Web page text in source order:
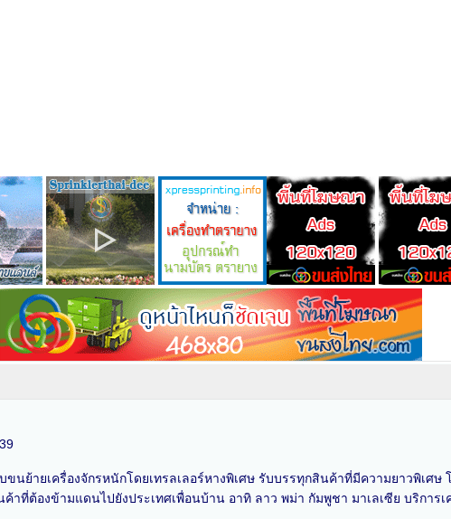
นย้ายเครื่องจักรหนักโดยเทรลเลอร์หางพิเศษ รับบรรทุกสินค้าที่มีความยาวพิเศษ
ที่ต้องข้ามแดนไปยังประเทศเพื่อนบ้าน อาทิ ลาว พม่า กัมพูชา มาเลเซีย บริการ